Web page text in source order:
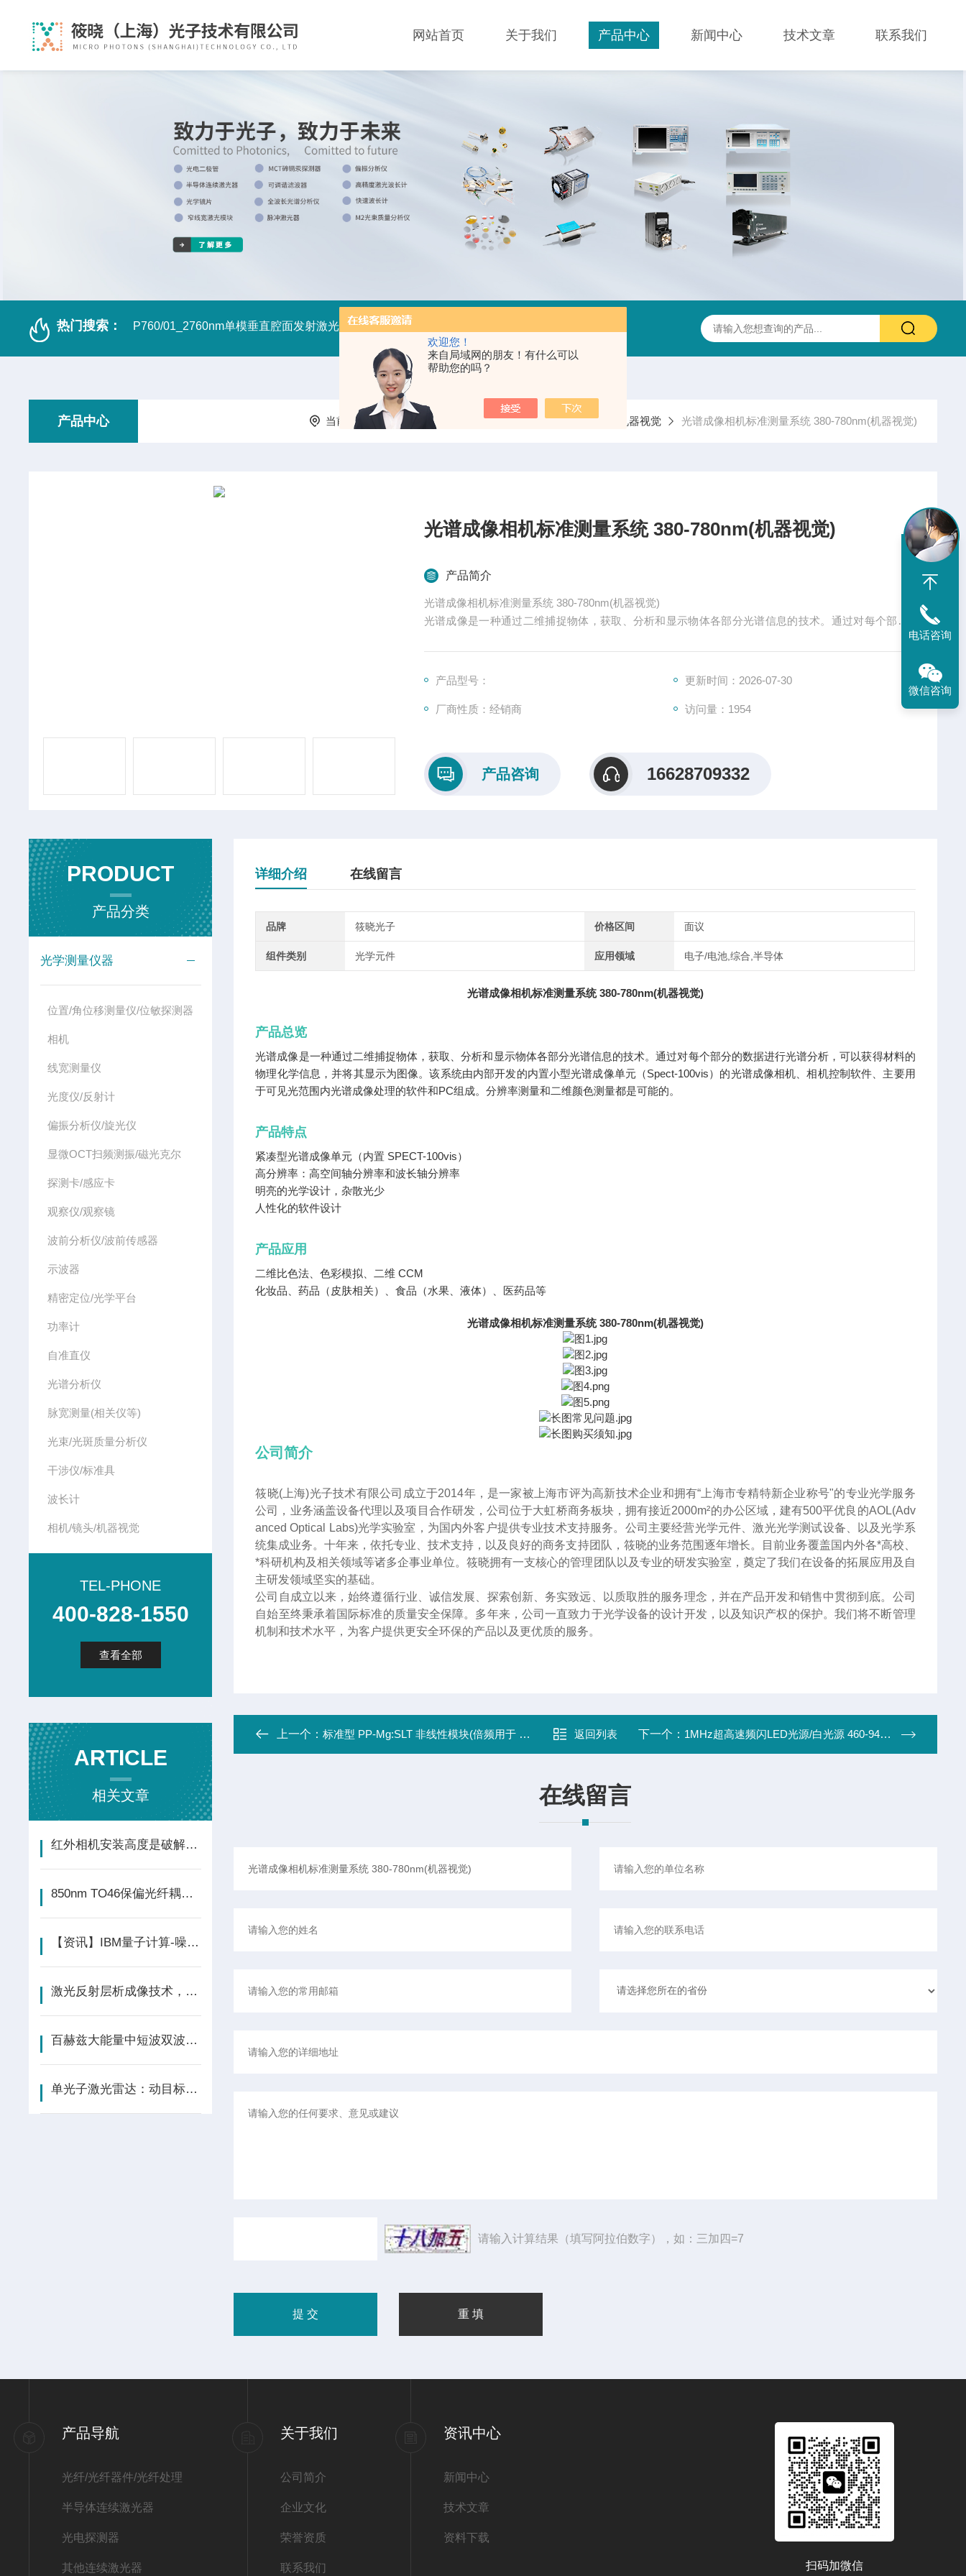
欢迎您！
来自局域网的朋友！有什么可以
帮助您的吗？
网站首页 关于我们 产品中心 新闻中心 技术文章 联系我们
热门搜索： P760/01_2760nm单模垂直腔面发射激光器 RFLDM-RF射频激光二极管驱动（控制/电源） IR抛光硫化锌(ZnS)多光谱(透明)窗片 0.37-13.5um 25.4X3.0mm（
产品中心 当前位置： 首页 产品中心 光学测量仪器 相机/镜头/机器视觉 光谱成像相机标准测量系统 380-780nm(机器视觉)
光谱成像相机标准测量系统 380-780nm(机器视觉)
产品简介
光谱成像相机标准测量系统 380-780nm(机器视觉)
光谱成像是一种通过二维捕捉物体，获取、分析和显示物体各部分光谱信息的技术。通过对每个部分
处理的软件和PC组成。
产品型号： 更新时间：2026-07-30
厂商性质：经销商 访问量：1954
产品咨询 16628709332
PRODUCT
产品分类
光学测量仪器
位置/角位移测量仪/位敏探测器
相机
线宽测量仪
光度仪/反射计
偏振分析仪/旋光仪
显微OCT扫频测振/磁光克尔
探测卡/感应卡
观察仪/观察镜
波前分析仪/波前传感器
示波器
精密定位/光学平台
功率计
自准直仪
光谱分析仪
脉宽测量(相关仪等)
光束/光斑质量分析仪
干涉仪/标准具
波长计
相机/镜头/机器视觉
TEL-PHONE
400-828-1550
查看全部
ARTICLE
相关文章
红外相机安装高度是破解野生动物监测的黄金法则
850nm TO46保偏光纤耦合VCSEL激光二极管 实验测试
【资讯】IBM量子计算-噪声 | Nature Computational Science
激光反射层析成像技术，更细致地感知远方
百赫兹大能量中短波双波长光参量振荡器
单光子激光雷达：动目标高精度测距测速跟踪之眼
详细介绍 在线留言
品牌 筱晓光子 价格区间 面议
组件类别 光学元件 应用领域 电子/电池,综合,半导体
光谱成像相机标准测量系统 380-780nm(机器视觉)
产品总览
光谱成像是一种通过二维捕捉物体，获取、分析和显示物体各部分光谱信息的技术。通过对每个部分的数据进行光谱分析，可以获得材料的
物理化学信息，并将其显示为图像。该系统由内部开发的内置小型光谱成像单元（Spect-100vis）的光谱成像相机、相机控制软件、主要用
于可见光范围内光谱成像处理的软件和PC组成。分辨率测量和二维颜色测量都是可能的。
产品特点
紧凑型光谱成像单元（内置 SPECT-100vis）
高分辨率：高空间轴分辨率和波长轴分辨率
明亮的光学设计，杂散光少
人性化的软件设计
产品应用
二维比色法、色彩模拟、二维 CCM
化妆品、药品（皮肤相关）、食品（水果、液体）、医药品等
光谱成像相机标准测量系统 380-780nm(机器视觉)
公司简介
筱晓(上海)光子技术有限公司成立于2014年， 是一家被上海市评为高新技术企业和拥有“上海市专精特新企业称号"的专业光学服务
公司，业务涵盖设备代理以及项目合作研发，公司位于大虹桥商务板块，拥有接近2000m²的办公区域，建有500平优良的AOL(Adv
anced Optical Labs)光学实验室，为国内外客户提供专业技术支持服务。公司主要经营光学元件、激光光学测试设备、以及光学系
统集成业务。十年来 ，依托专业、技术支持，以及良好的商务支持团队，筱晓的业务范围逐年增长。目前业务覆盖国内外各*高校、
*科研机构及相关领域等诸多企事业单位。筱晓拥有一支核心的管理团队以及专业的研发实验室，奠定了我们在设备的拓展应用及自
主研发领域坚实的基础。
公司自成立以来，始终遵循行业、诚信发展、探索创新、务实致远、以质取胜的服务理念，并在产品开发和销售中贯彻到底。公司
自始至终秉承着国际标准的质量安全保障。多年来，公司一直致力于光学设备的设计开发，以及知识产权的保护。我们将不断管理
机制和技术水平，为客户提供更安全环保的产品以及更优质的服务。
上一个：标准型 PP-Mg:SLT 非线性模块(倍频用于 1064nm SHG ) 返回列表 下一个： 1MHz超高速频闪LED光源/白光源 460-940nm
在线留言
请输入计算结果（填写阿拉伯数字），如：三加四=7
产品导航
光纤/光纤器件/光纤处理
半导体连续激光器
光电探测器
其他连续激光器
关于我们
公司简介
企业文化
荣誉资质
联系我们
资讯中心
新闻中心
技术文章
资料下载
扫码加微信
电话咨询
微信咨询